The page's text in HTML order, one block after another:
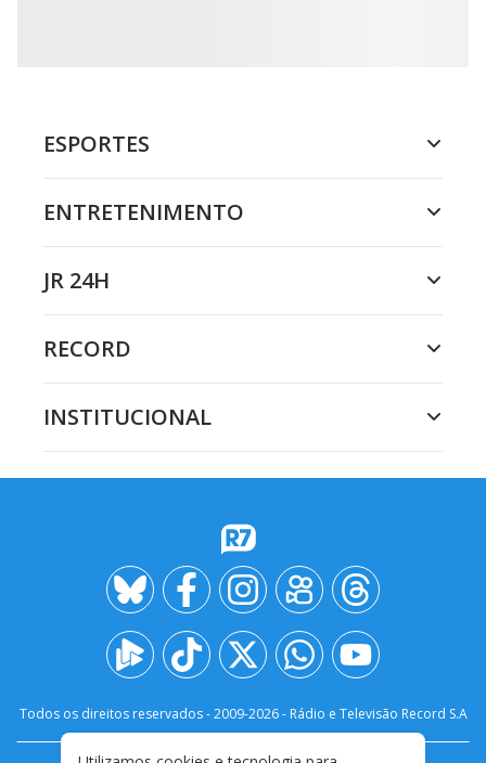
ESPORTES
ENTRETENIMENTO
JR 24H
RECORD
INSTITUCIONAL
Todos os direitos reservados - 2009-2026- Rádio e Televisão Record S.A